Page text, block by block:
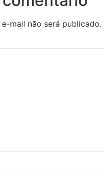
mail não será publicado.